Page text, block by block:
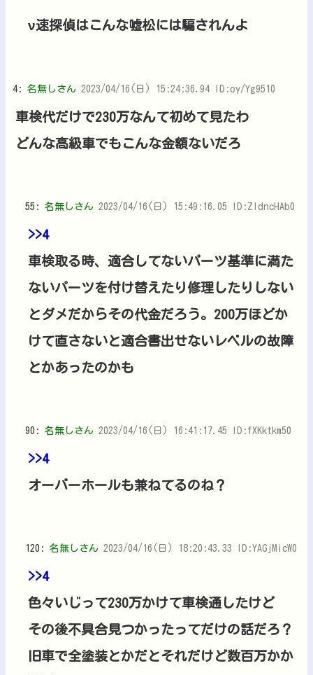
ν速探偵はこんな嘘松には騙されんよ
4: 名無しさん 2023/04/16(日) 15:24:36.94 ID:oy/Yg9510
車検代だけで230万なんて初めて見たわ
どんな高級車でもこんな金額ないだろ
55: 名無しさん 2023/04/16(日) 15:49:16.05 ID:ZldncHAb0
>>4
車検取る時、適合してないパーツ基準に満た
ないパーツを付け替えたり修理したりしない
とダメだからその代金だろう。200万ほどか
けて直さないと適合書出せないレベルの故障
とかあったのかも
90: 名無しさん 2023/04/16(日) 16:41:17.45 ID:fXKktkm50
>>4
オーバーホールも兼ねてるのね？
120: 名無しさん 2023/04/16(日) 18:20:43.33 ID:YAGjMicW0
>>4
色々いじって230万かけて車検通したけど
その後不具合見つかったってだけの話だろ？
旧車で全塗装とかだとそれだけど数百万かか